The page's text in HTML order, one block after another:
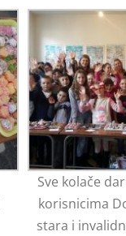
Sve kolače
korisnicima
stara i